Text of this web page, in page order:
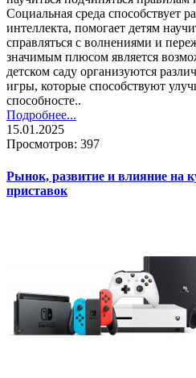
Социальная среда способствует
интеллекта, помогает детям
справляться с волнениями и
значимым плюсом является
детском саду организуются
игры, которые способствуют
способносте..
Подробнее...
15.01.2025
Просмотров: 397
Рынок, развитие и влияние на
приставок